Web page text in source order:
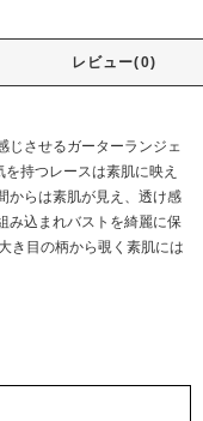
レビュー(0)
じさせるガーターランジェ
持つレースは素肌に映え
からは素肌が見え、透け感
み込まれバストを綺麗に保
き目の柄から覗く素肌には